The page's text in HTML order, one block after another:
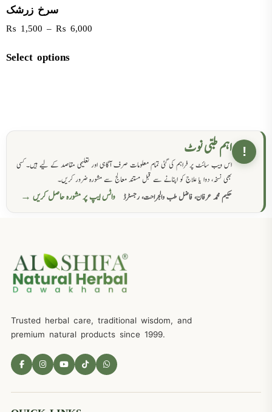
سرخ زرشک
₨ 1,500 – ₨ 6,000
Select options
! اہم طبی نوٹ
اس ویب سائٹ پر فراہم کی گئی تمام معلومات صرف آگاہی اور تعلیمی مقاصد کے لیے ہیں۔ کسی
بھی نسخہ، دوا یا علاج کو اپنانے سے قبل مستند معالج سے مشورہ ضرور کریں۔
حکیم محمد عرفان، فاضل طب والجراحت، رجسٹرڈ
واٹس ایپ پر مشورہ حاصل کریں →
Trusted herbal care, traditional wisdom, and
premium natural products since 1999.